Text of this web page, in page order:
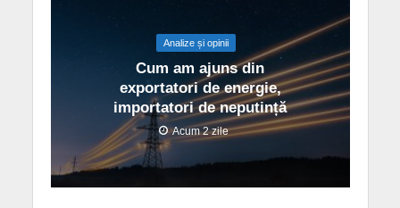
Analize și opinii
Cum am ajuns din
exportatori de energie,
importatori de neputință
Acum 2 zile